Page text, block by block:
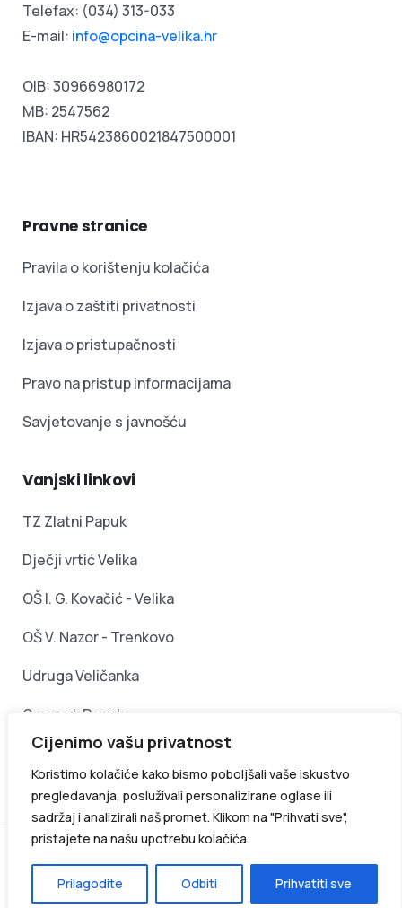
Cijenimo vašu privatnost
Koristimo kolačiće kako bismo poboljšali vaše iskustvo
pregledavanja, posluživali personalizirane oglase ili
sadržaj i analizirali naš promet. Klikom na "Prihvati sve",
pristajete na našu upotrebu kolačića.
Prilagodite Odbiti Prihvatiti sve
Telefax: (034) 313-033
E-mail: info@opcina-velika.hr
OIB: 30966980172
MB: 2547562
IBAN: HR5423860021847500001
Pravne stranice
Pravila o korištenju kolačića
Izjava o zaštiti privatnosti
Izjava o pristupačnosti
Pravo na pristup informacijama
Savjetovanje s javnošću
Vanjski linkovi
TZ Zlatni Papuk
Dječji vrtić Velika
OŠ I. G. Kovačić - Velika
OŠ V. Nazor - Trenkovo
Udruga Veličanka
Geopark Papuk
Požeško - slavonska županija
2026. Općina Velika- službene web stranice